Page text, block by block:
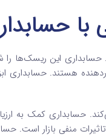
این ریسک‌ها را
هستند. حسابداری
حسابداری کمک به
منفی بازار است.